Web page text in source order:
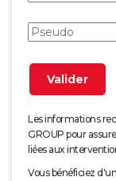
Les informations
GROUP pour
liées aux
Vous bénéficiez